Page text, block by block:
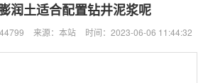
润土适合配置钻井泥浆呢
来源：本站 时间：2023-06-06 11:44:32